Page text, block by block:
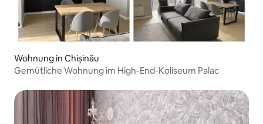
Wohnung in Chișinău
Gemütliche Wohnung im High-End-Koliseum Palac